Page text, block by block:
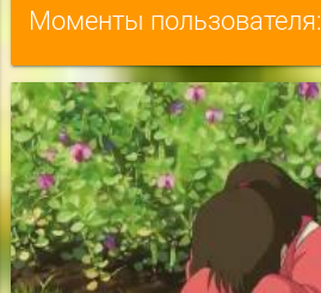
Моменты пользователя: